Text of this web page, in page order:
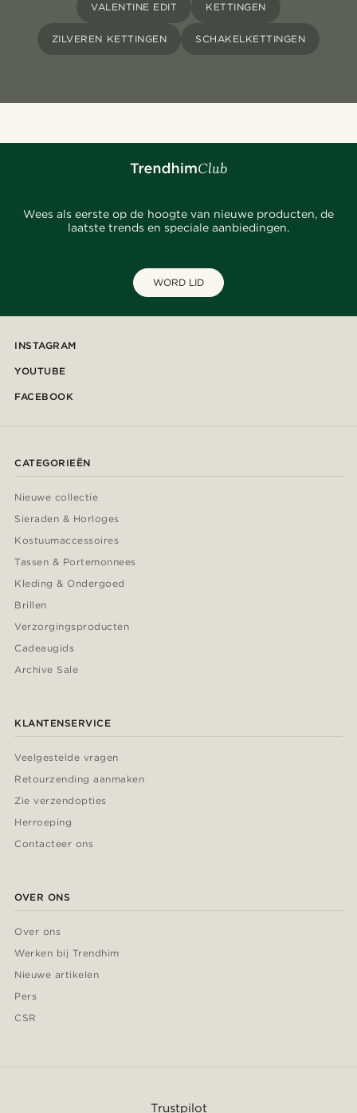
VALENTINE EDIT KETTINGEN
ZILVEREN KETTINGEN SCHAKELKETTINGEN
Wees als eerste op de hoogte van nieuwe producten, de
laatste trends en speciale aanbiedingen.
WORD LID
INSTAGRAM
YOUTUBE
FACEBOOK
CATEGORIEËN
Nieuwe collectie
Sieraden & Horloges
Kostuumaccessoires
Tassen & Portemonnees
Kleding & Ondergoed
Brillen
Verzorgingsproducten
Cadeaugids
Archive Sale
KLANTENSERVICE
Veelgestelde vragen
Retourzending aanmaken
Zie verzendopties
Herroeping
Contacteer ons
OVER ONS
Over ons
Werken bij Trendhim
Nieuwe artikelen
Pers
CSR
Trustpilot